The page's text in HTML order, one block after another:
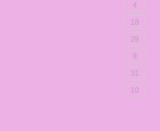
4
18
29
9
31
10